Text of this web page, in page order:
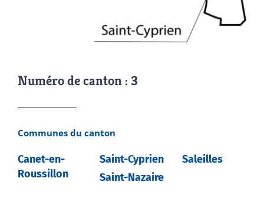
Numéro de canton : 3
Communes du canton
Canet-en-
Roussillon
Saint-Cyprien
Saint-Nazaire
Saleilles